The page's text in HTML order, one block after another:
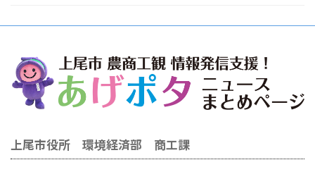
上尾市役所 環境経済部 商工課